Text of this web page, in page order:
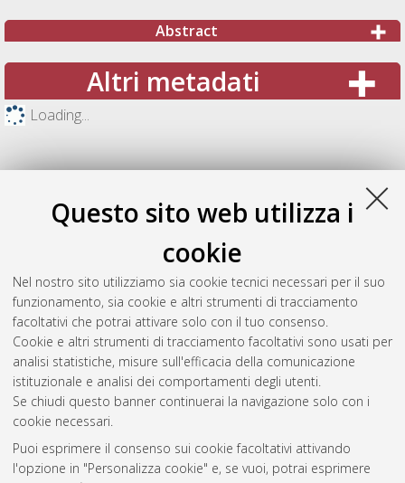
Questo sito web utilizza i
cookie
Nel nostro sito utilizziamo sia cookie tecnici necessari per il suo
funzionamento, sia cookie e altri strumenti di tracciamento
facoltativi che potrai attivare solo con il tuo consenso.
Cookie e altri strumenti di tracciamento facoltativi sono usati per
analisi statistiche, misure sull'efficacia della comunicazione
istituzionale e analisi dei comportamenti degli utenti.
Se chiudi questo banner continuerai la navigazione solo con i
cookie necessari.
Puoi esprimere il consenso sui cookie facoltativi attivando
l'opzione in "Personalizza cookie" e, se vuoi, potrai esprimere
Abstract
Altri metadati
Loading...
Gestione del documento:
Atom
Rss 1.0